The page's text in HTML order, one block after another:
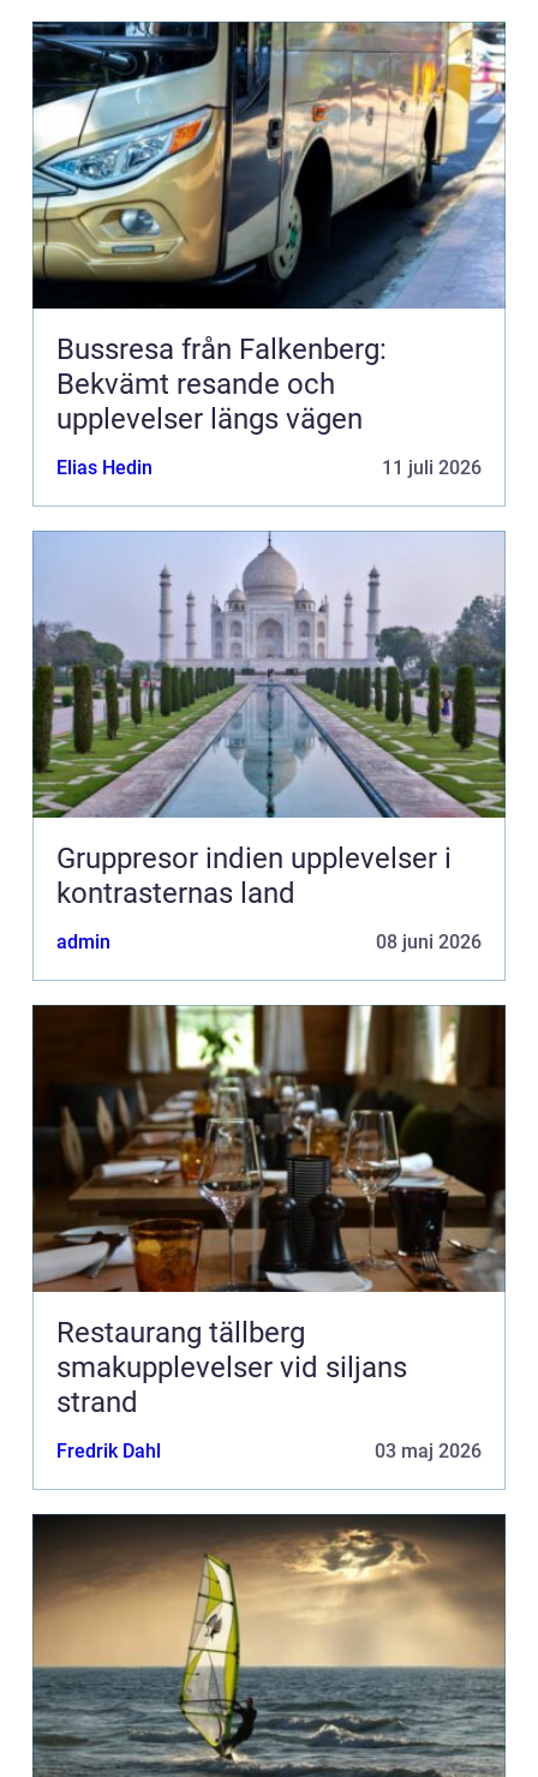
Bussresa från Falkenberg:
Bekvämt resande och
upplevelser längs vägen
Elias Hedin 11 juli 2026
Gruppresor indien upplevelser i
kontrasternas land
admin 08 juni 2026
Restaurang tällberg
smakupplevelser vid siljans
strand
Fredrik Dahl 03 maj 2026